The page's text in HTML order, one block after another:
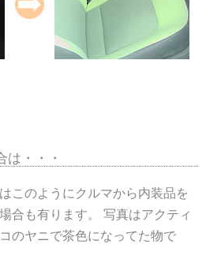
・・・
このようにクルマから内装品を
合も有ります。 写真はアクティ
のヤニで茶色になってた物で